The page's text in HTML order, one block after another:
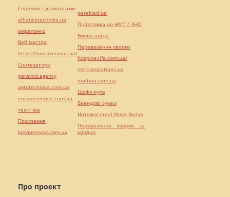
Про проект
Сережки з діамантами
alliancetechnika.ua
миралинкс
Веб мастер
https://motokosmos.ua/
Синтезатори
perevod.agency
agrotechnika.com.ua
europeservice.com.ua
текст юа
Посилання
kievperevod.com.ua
pereklad.ua
Підготовка до НМТ / ЗНО
Винна шафа
Перевезення хворих
hospice-life.com.ua/
mk-translations.ua
maltina.com.ua
Шафи купе
Брендові сумки
Натяжні стелі Nova Stelya
Перевезення хворих за
кордон